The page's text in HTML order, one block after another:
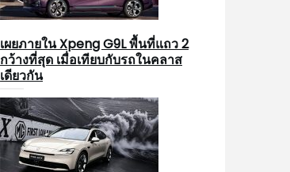
เผยภายใน Xpeng G9L พื้นที่แถว 2
กว้างที่สุด เมื่อเทียบกับรถในคลาส
เดียวกัน